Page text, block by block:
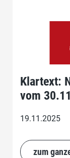
Klartext:
vom
19.11.2025
zum